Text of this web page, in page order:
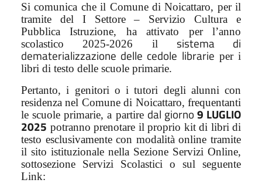
Si comunica che il Comune di Noicattaro, per il
tramite del I Settore – Servizio Cultura e
Pubblica Istruzione, ha attivato per l’anno
scolastico 2025-2026 il sistema di
dematerializzazione delle cedole librarie per i
libri di testo delle scuole primarie.
Pertanto, i genitori o i tutori degli alunni con
residenza nel Comune di Noicattaro, frequentanti
le scuole primarie, a partire dal giorno 9 LUGLIO
2025 potranno prenotare il proprio kit di libri di
testo esclusivamente con modalità online tramite
il sito istituzionale nella Sezione Servizi Online,
sottosezione Servizi Scolastici o sul seguente
Link: